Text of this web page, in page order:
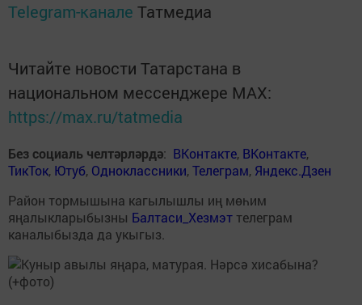
Telegram-канале Татмедиа
Читайте новости Татарстана в
национальном мессенджере MАХ:
https://max.ru/tatmedia
Без социаль челтәрләрдә: ВКонтакте, ВКонтакте,
ТикТок, Ютуб, Одноклассники,Телеграм, Яндекс.Дзен
Район тормышына кагылышлы иң мөһим
яңалыкларыбызны Балтаси_Хезмэт телеграм
каналыбызда да укыгыз.